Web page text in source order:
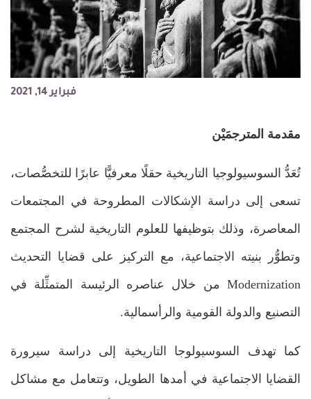
فبراير 14, 2021
مقدمة المترجمَيْن
تُعَدُّ السوسيولوجيا التاريخية حقلًا معرفيًّا عابرًا للتخصُّصات،
تسعى إلى دراسة الإشكالات المطروحة في المجتمعات
المعاصرة، وذلك بتوظيفها للعلوم التاريخية لشرح المجتمع
وتطوُّر بنيته الاجتماعية، مع التركيز على قضايا التحديث
Modernization من خلال عناصره الرئيسة المتمثِّلة في
التصنيع والدولة القومية والرأسمالية.
كما تهدف السوسيولوجا التاريخية إلى دراسة سيرورة
القضايا الاجتماعية في أمدها الطويل، وتتعامل مع مشاكل